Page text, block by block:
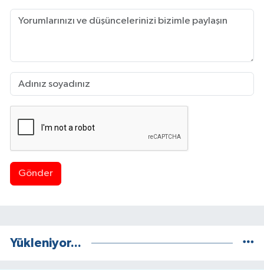
Gönder
Yükleniyor...